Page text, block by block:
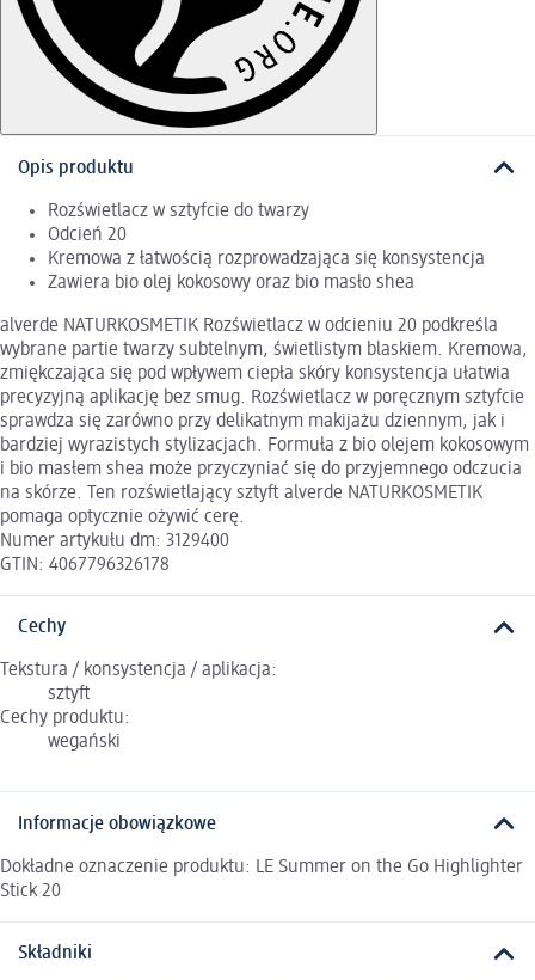
Opis produktu
Rozświetlacz w sztyfcie do twarzy
Odcień 20
Kremowa z łatwością rozprowadzająca się konsystencja
Zawiera bio olej kokosowy oraz bio masło shea
alverde NATURKOSMETIK Rozświetlacz w odcieniu 20 podkreśla
wybrane partie twarzy subtelnym, świetlistym blaskiem. Kremowa,
zmiękczająca się pod wpływem ciepła skóry konsystencja ułatwia
precyzyjną aplikację bez smug. Rozświetlacz w poręcznym sztyfcie
sprawdza się zarówno przy delikatnym makijażu dziennym, jak i
bardziej wyrazistych stylizacjach. Formuła z bio olejem kokosowym
i bio masłem shea może przyczyniać się do przyjemnego odczucia
na skórze. Ten rozświetlający sztyft alverde NATURKOSMETIK
pomaga optycznie ożywić cerę.
Numer artykułu dm: 3129400
GTIN: 4067796326178
Cechy
Tekstura / konsystencja / aplikacja:
sztyft
Cechy produktu:
wegański
Informacje obowiązkowe
Dokładne oznaczenie produktu: LE Summer on the Go Highlighter
Stick 20
Składniki